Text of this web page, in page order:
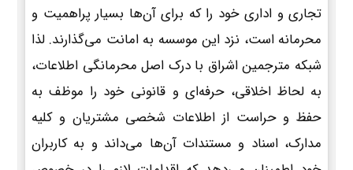
تجاری و اداری خود را که برای آن‌ها بسیار پراهمیت و
محرمانه است، نزد این موسسه به امانت می‌گذارند. لذا
شبکه مترجمین اشراق با درک اصل محرمانگی اطلاعات،
به لحاظ اخلاقی، حرفه‌ای و قانونی خود را موظف به
حفظ و حراست از اطلاعات شخصی مشتریان و کلیه
مدارک، اسناد و مستندات آن‌ها می‌داند و به کاربران